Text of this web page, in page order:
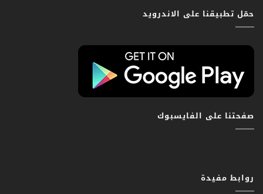
حمّل تطبيقنا على الاندرويد
صفحتنا على الفايسبوك
روابط مفيدة